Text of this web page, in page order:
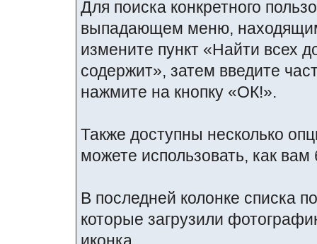
Для поиска конкретного
выпадающем меню,
измените пункт «Найти всех
содержит», затем введите
нажмите на кнопку «ОК!».
Также доступны несколько
можете использовать, как
В последней колонке списка
которые загрузили
иконка